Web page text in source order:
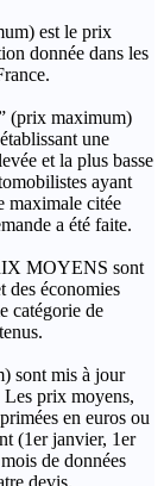
est le prix
donnée dans les
(prix maximum)
une
et la plus basse
ayant
maximale citée
a été faite.
MOYENS sont
des économies
catégorie de
sont mis à jour
Les prix moyens,
en euros ou
(1er janvier, 1er
de données
devis.